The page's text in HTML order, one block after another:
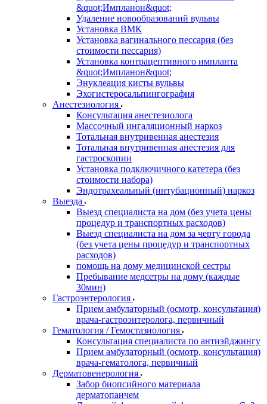
&quot;Импланон&quot;
Удаление новообразований вульвы
Установка ВМК
Установка вагинального пессария (без
стоимости пессария)
Установка контрацептивного импланта
&quot;Импланон&quot;
Энуклеация кисты вульвы
Эхогистеросальпингография
Анестезиология
Консультация анестезиолога
Массочный ингаляционный наркоз
Тотальная внутривенная анестезия
Тотальная внутривенная анестезия для
гастроскопии
Установка подключичного катетера (без
стоимости набора)
Эндотрахеальный (интубационный) наркоз
Выезда
Выезд специалиста на дом (без учета цены
процедур и транспортных расходов)
Выезд специалиста на дом за черту города
(без учета цены процедур и транспортных
расходов)
помощь на дому медицинской сестры
Пребывание медсетры на дому (каждые
30мин)
Гастроэнтерология
Прием амбулаторный (осмотр, консультация)
врача-гастроэнтеролога, первичный
Гематология / Гемостазиология
Консультация специалиста по антиэйджингу
Прием амбулаторный (осмотр, консультация)
врача-гематолога, первичный
Дерматовенерология
Забор биопсийного материала
дерматопанчем